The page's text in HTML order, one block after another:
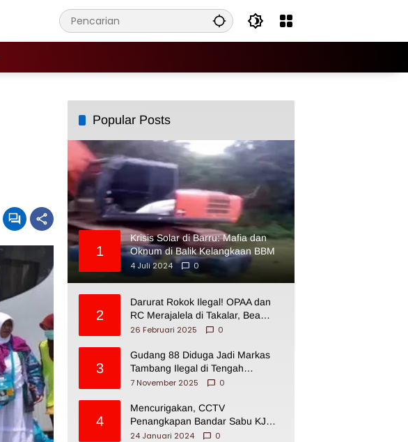
Popular Posts
1
Krisis Solar di Barru: Mafia dan
Oknum di Balik Kelangkaan BBM
4 Juli 2024
0
2
Darurat Rokok Ilegal! OPAA dan
RC Merajalela di Takalar, Bea
Cukai Impoten
26 Februari 2025 0
3
Gudang 88 Diduga Jadi Markas
Tambang Ilegal di Tengah
Permukiman Warga Makassar
7 November 2025 0
4
Mencurigakan, CCTV
Penangkapan Bandar Sabu KJ
Disita Oknum BNNP Sulsel
24 Januari 2024 0